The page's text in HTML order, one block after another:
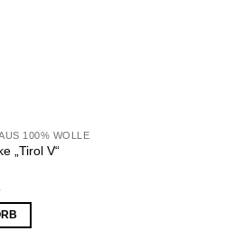
100% WOLLE
„Tirol V“